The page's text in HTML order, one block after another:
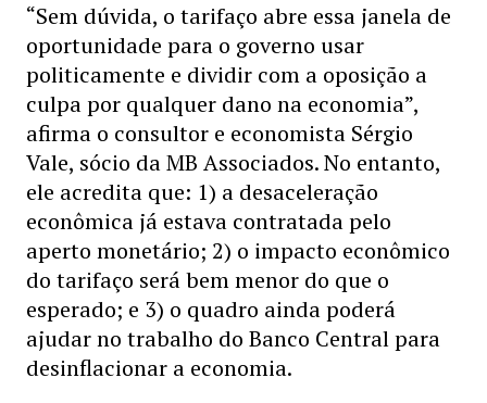
“Sem dúvida, o tarifaço abre essa janela de
oportunidade para o governo usar
politicamente e dividir com a oposição a
culpa por qualquer dano na economia”,
afirma o consultor e economista Sérgio
Vale, sócio da MB Associados. No entanto,
ele acredita que: 1) a desaceleração
econômica já estava contratada pelo
aperto monetário; 2) o impacto econômico
do tarifaço será bem menor do que o
esperado; e 3) o quadro ainda poderá
ajudar no trabalho do Banco Central para
desinflacionar a economia.